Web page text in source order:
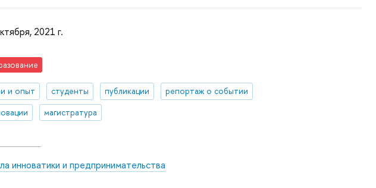
2021 г.
и опыт студенты публикации
репортаж о событии
магистратура
инноватики и предпринимательства